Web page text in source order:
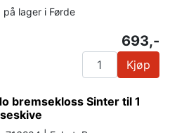
på lager i Førde
693,-
Kjøp
bremsekloss Sinter til 1